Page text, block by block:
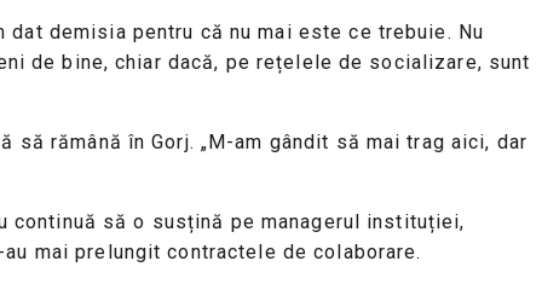
demisia pentru că nu mai este ce trebuie. Nu
de bine, chiar dacă, pe rețelele de socializare, sunt
rămână în Gorj. „M-am gândit să mai trag aici, dar
continuă să o susțină pe managerul instituției,
mai prelungit contractele de colaborare.